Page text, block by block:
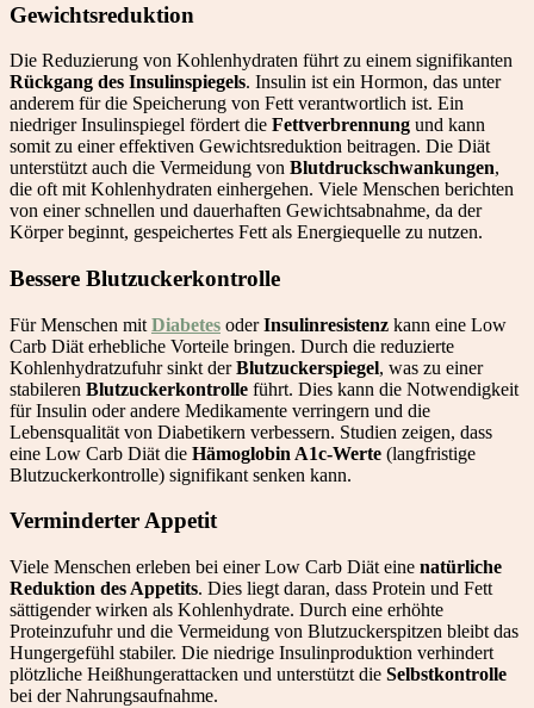
Gewichtsreduktion
Die Reduzierung von Kohlenhydraten führt zu einem signifikanten
Rückgang des Insulinspiegels. Insulin ist ein Hormon, das unter
anderem für die Speicherung von Fett verantwortlich ist. Ein
niedriger Insulinspiegel fördert die Fettverbrennung und kann
somit zu einer effektiven Gewichtsreduktion beitragen. Die Diät
unterstützt auch die Vermeidung von Blutdruckschwankungen,
die oft mit Kohlenhydraten einhergehen. Viele Menschen berichten
von einer schnellen und dauerhaften Gewichtsabnahme, da der
Körper beginnt, gespeichertes Fett als Energiequelle zu nutzen.
Bessere Blutzuckerkontrolle
Für Menschen mit Diabetes oderInsulinresistenz kann eine Low
Carb Diät erhebliche Vorteile bringen. Durch die reduzierte
Kohlenhydratzufuhr sinkt derBlutzuckerspiegel, was zu einer
stabileren Blutzuckerkontrolle führt. Dies kann die Notwendigkeit
für Insulin oder andere Medikamente verringern und die
Lebensqualität von Diabetikern verbessern. Studien zeigen, dass
eine Low Carb Diät die Hämoglobin A1c-Werte (langfristige
Blutzuckerkontrolle) signifikant senken kann.
Verminderter Appetit
Viele Menschen erleben bei einer Low Carb Diät eine natürliche
Reduktion des Appetits. Dies liegt daran, dass Protein und Fett
sättigender wirken als Kohlenhydrate. Durch eine erhöhte
Proteinzufuhr und die Vermeidung von Blutzuckerspitzen bleibt das
Hungergefühl stabiler. Die niedrige Insulinproduktion verhindert
plötzliche Heißhungerattacken und unterstützt die Selbstkontrolle
bei der Nahrungsaufnahme.